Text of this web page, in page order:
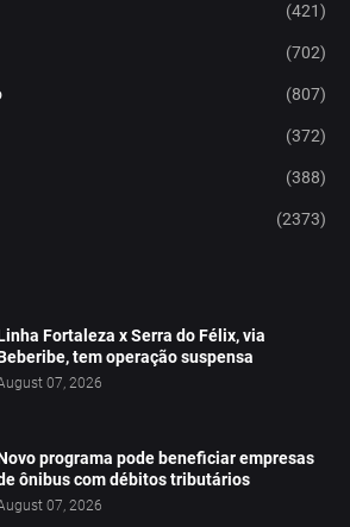
(421)
(702)
(807)
(372)
(388)
(2373)
Fortaleza x Serra do Félix, via
tem operação suspensa
07, 2026
programa pode beneficiar empresas
ônibus com débitos tributários
07, 2026